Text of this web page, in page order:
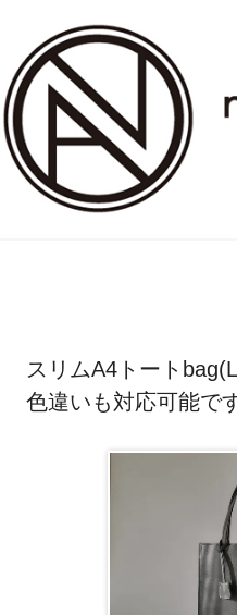
スリムA4トート
色違いも対応可能で